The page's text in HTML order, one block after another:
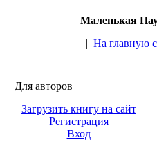
Маленькая
| На главную
Для авторов
Загрузить книгу на сайт
Регистрация
Вход